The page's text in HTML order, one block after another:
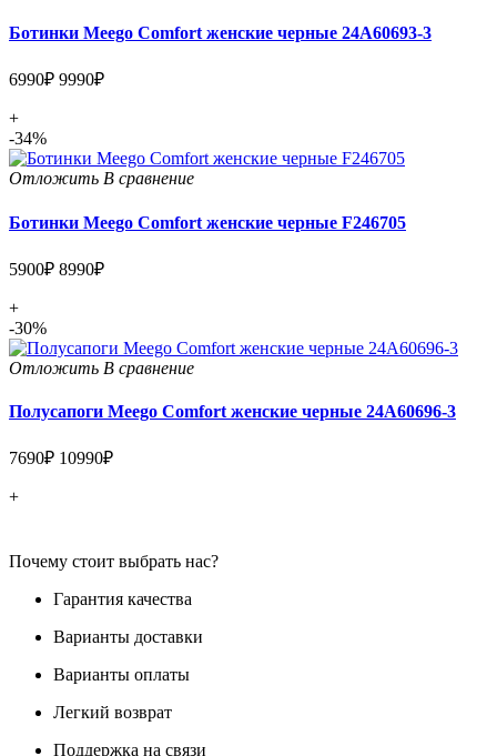
Ботинки Meego Comfort женские черные 24A60693-3
6990₽ 9990₽
+
-34%
Отложить В сравнение
Ботинки Meego Comfort женские черные F246705
5900₽ 8990₽
+
-30%
Отложить В сравнение
Полусапоги Meego Comfort женские черные 24A60696-3
7690₽ 10990₽
+
Почему стоит выбрать нас?
Гарантия качества
Варианты доставки
Варианты оплаты
Легкий возврат
Поддержка на связи